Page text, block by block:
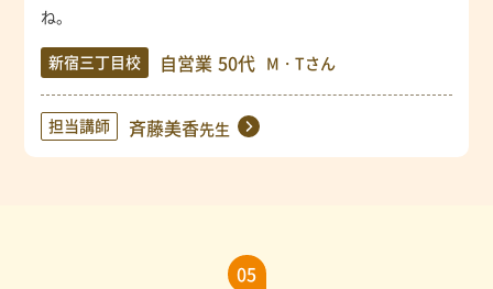
ね。
新宿三丁目校 自営業 50代 M・Tさん
担当講師 斉藤美香先生
05